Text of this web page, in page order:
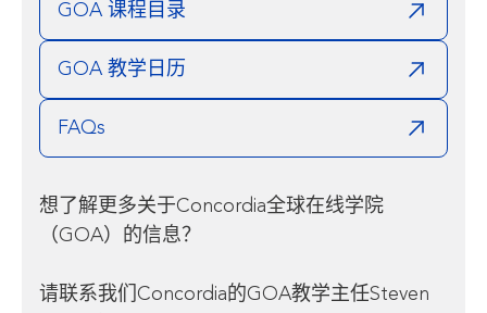
GOA 课程目录
GOA 教学日历
FAQs
想了解更多关于Concordia全球在线学院
（GOA）的信息？
请联系我们Concordia的GOA教学主任Steven